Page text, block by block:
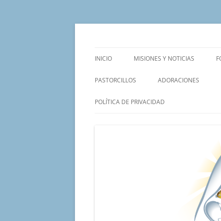
Saltar
INICIO MISIONES Y NOTICIAS
PASTORCILLOS ADORACIONES
POLÍTICA DE PRIVACIDAD